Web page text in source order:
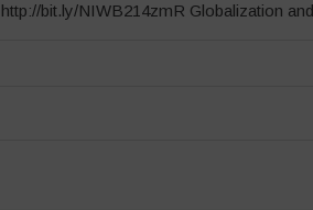
http://bit.ly/NIWB214zmR Globalization